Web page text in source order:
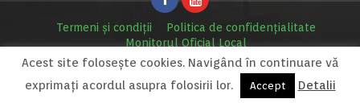
Termeni și condiții
Politica de confidențialitate
Monitorul Oficial Local
© Primăria Roata de Jos, 2020. Site realizat de MediaDigi.ro
Acest site foloseşte cookies. Navigând în continuare vă
exprimaţi acordul asupra folosirii lor.
Accept Detalii